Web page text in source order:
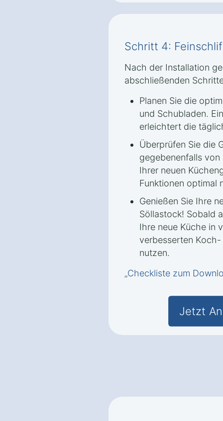
Schritt 4:
Nach der Installation
abschließenden
Planen Sie die
und Schubladen.
erleichtert die
Überprüfen Sie die
gegebenenfalls
Ihrer neuen
Funktionen optimal
Genießen Sie Ihre
Söllastock! Sobald
Ihre neue Küche in
verbesserten
nutzen.
„Checkliste zum
Jetzt